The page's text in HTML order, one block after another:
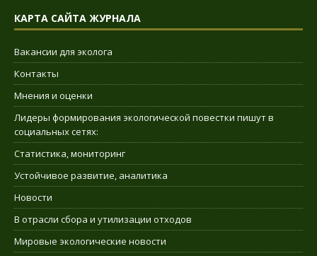
КАРТА САЙТА ЖУРНАЛА
Вакансии для эколога
Контакты
Мнения и оценки
Лидеры формирования экологической повестки пишут в
социальных сетях:
Статистика, мониторинг
Устойчивое развитие, аналитика
Новости
В отрасли сбора и утилизации отходов
Мировые экологические новости